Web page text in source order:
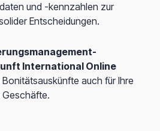
und -kennzahlen zur
Entscheidungen.
International Online
auch für Ihre